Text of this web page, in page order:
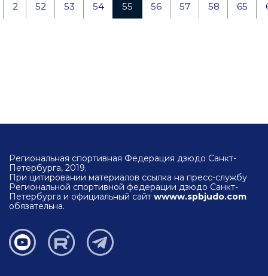
2 52 53 54 55 56 57 58 65
Региональная спортивная Федерация дзюдо Санкт-
Петербурга, 2019.
При цитировании материалов ссылка на пресс-службу
Региональной спортивной федерации дзюдо Санкт-
Петербурга и официальный сайт wwww.spbjudo.com
обязательна.